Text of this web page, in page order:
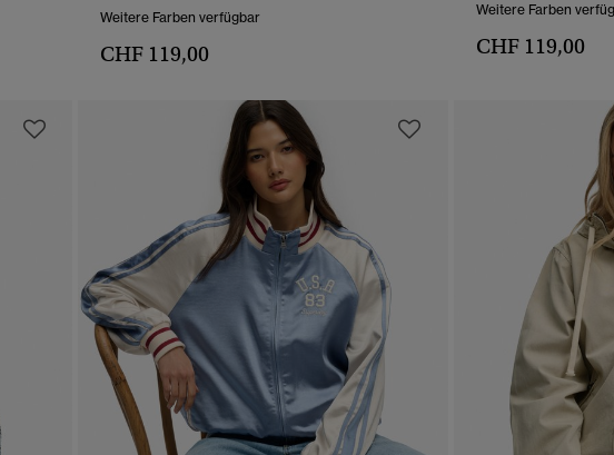
Weitere Farben verfügbar
CHF 119,00
Weitere Farben
CHF 119,00